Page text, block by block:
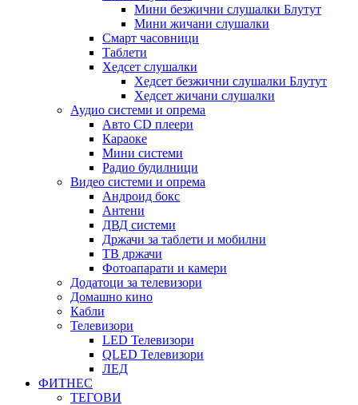
Мини безжични слушалки Блутут
Мини жичани слушалки
Смарт часовници
Таблети
Хедсет слушалки
Хедсет безжични слушалки Блутут
Хедсет жичани слушалки
Аудио системи и опрема
Авто CD плеери
Караоке
Мини системи
Радио будилници
Видео системи и опрема
Андроид бокс
Антени
ДВД системи
Држачи за таблети и мобилни
ТВ држачи
Фотоапарати и камери
Додатоци за телевизори
Домашно кино
Кабли
Телевизори
LED Телевизори
QLED Телевизори
ЛЕД
ФИТНЕС
ТЕГОВИ